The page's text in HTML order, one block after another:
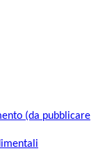
(da pubblicare